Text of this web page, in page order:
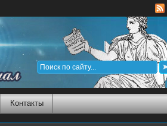
Контакты